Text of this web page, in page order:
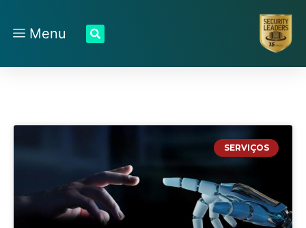
Menu
SERVIÇOS